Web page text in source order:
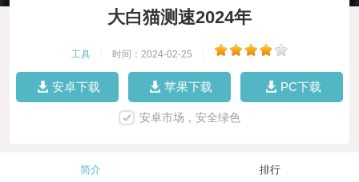
大白猫测速2024年
工具 时间：2024-02-25
安卓下载 苹果下载 PC下载
安卓市场，安全绿色
简介 排行